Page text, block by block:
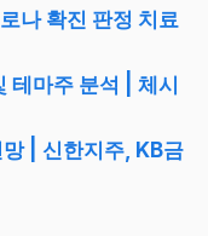
나 확진 판정 치료
테마주 분석 | 체시
| 신한지주, KB금